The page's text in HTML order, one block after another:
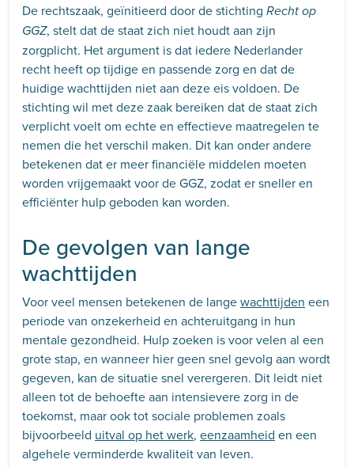
De rechtszaak, geïnitieerd door de stichting Recht op
GGZ, stelt dat de staat zich niet houdt aan zijn
zorgplicht. Het argument is dat iedere Nederlander
recht heeft op tijdige en passende zorg en dat de
huidige wachttijden niet aan deze eis voldoen. De
stichting wil met deze zaak bereiken dat de staat zich
verplicht voelt om echte en effectieve maatregelen te
nemen die het verschil maken. Dit kan onder andere
betekenen dat er meer financiële middelen moeten
worden vrijgemaakt voor de GGZ, zodat er sneller en
efficiënter hulp geboden kan worden.
De gevolgen van lange
wachttijden
Voor veel mensen betekenen de langewachttijden een
periode van onzekerheid en achteruitgang in hun
mentale gezondheid. Hulp zoeken is voor velen al een
grote stap, en wanneer hier geen snel gevolg aan wordt
gegeven, kan de situatie snel verergeren. Dit leidt niet
alleen tot de behoefte aan intensievere zorg in de
toekomst, maar ook tot sociale problemen zoals
bijvoorbeeld uitval op het werk, eenzaamheid en een
algehele verminderde kwaliteit van leven.